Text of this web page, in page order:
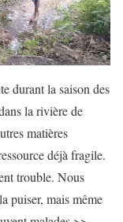
durant la saison des
la rivière de
matières
déjà fragile.
trouble. Nous
puiser, mais même